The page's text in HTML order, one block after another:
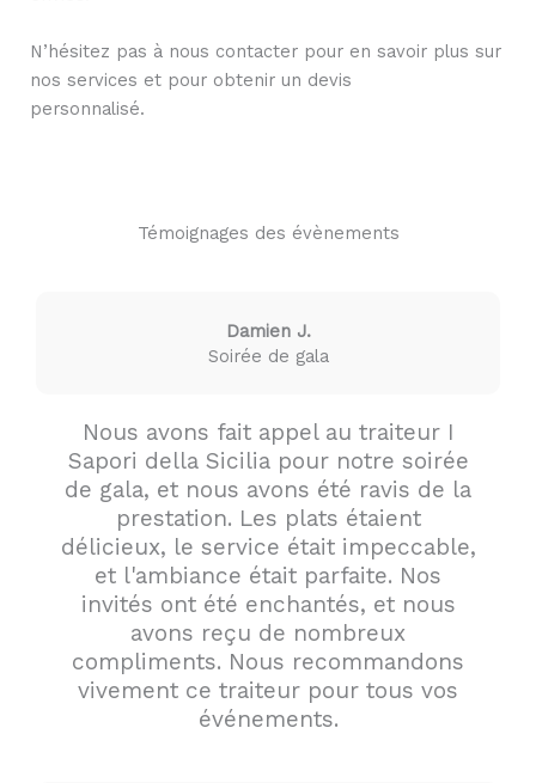
N’hésitez pas à nous contacter pour en savoir plus sur
nos services et pour obtenir un devis
personnalisé.
Témoignages des évènements
Damien J.
Soirée de gala
Nous avons fait appel au traiteur I
Sapori della Sicilia pour notre soirée
de gala, et nous avons été ravis de la
prestation. Les plats étaient
délicieux, le service était impeccable,
et l'ambiance était parfaite. Nos
invités ont été enchantés, et nous
avons reçu de nombreux
compliments. Nous recommandons
vivement ce traiteur pour tous vos
événements.